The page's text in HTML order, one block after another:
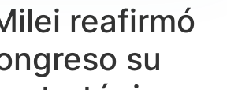
reafirmó
su